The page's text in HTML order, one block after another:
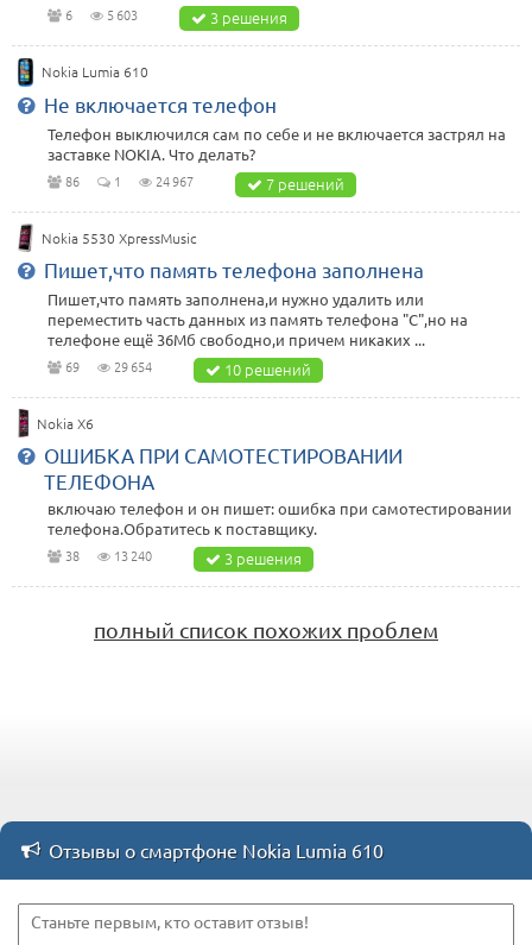
6 5 603 3 решения
Nokia Lumia 610
Не включается телефон
Телефон выключился сам по себе и не включается застрял на
заставке NOKIA. Что делать?
86 1 24 967 7 решений
Nokia 5530 XpressMusic
Пишет,что память телефона заполнена
Пишет,что память заполнена,и нужно удалить или
переместить часть данных из память телефона "C",но на
телефоне ещё 36Мб свободно,и причем никаких ...
69 29 654 10 решений
Nokia X6
ОШИБКА ПРИ САМОТЕСТИРОВАНИИ
ТЕЛЕФОНА
включаю телефон и он пишет: ошибка при самотестировании
телефона.Обратитесь к поставщику.
38 13 240 3 решения
полный список похожих проблем
Отзывы о смартфоне Nokia Lumia 610